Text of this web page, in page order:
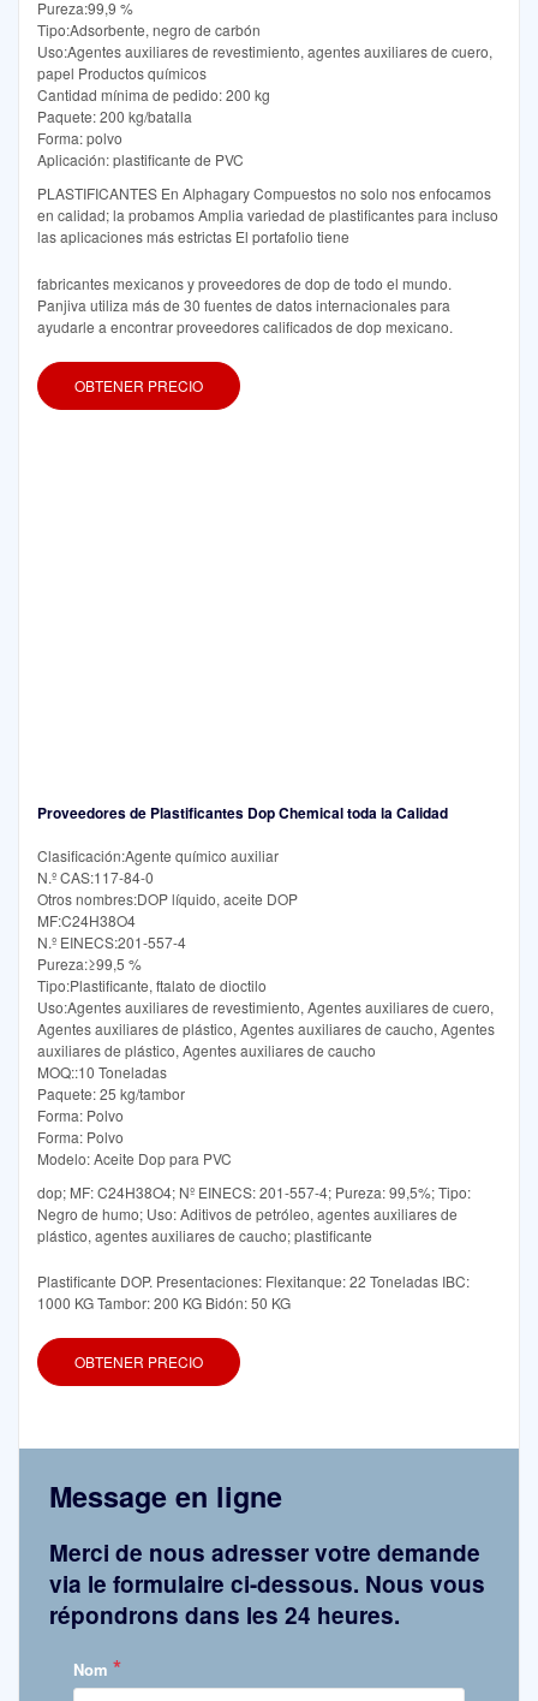
Pureza:99,9 %
Tipo:Adsorbente, negro de carbón
Uso:Agentes auxiliares de revestimiento, agentes auxiliares de cuero,
papel Productos químicos
Cantidad mínima de pedido: 200 kg
Paquete: 200 kg/batalla
Forma: polvo
Aplicación: plastificante de PVC
PLASTIFICANTES En Alphagary Compuestos no solo nos enfocamos
en calidad; la probamos Amplia variedad de plastificantes para incluso
las aplicaciones más estrictas El portafolio tiene
fabricantes mexicanos y proveedores de dop de todo el mundo.
Panjiva utiliza más de 30 fuentes de datos internacionales para
ayudarle a encontrar proveedores calificados de dop mexicano.
OBTENER PRECIO
Proveedores de Plastificantes Dop Chemical toda la Calidad
Clasificación:Agente químico auxiliar
N.º CAS:117-84-0
Otros nombres:DOP líquido, aceite DOP
MF:C24H38O4
N.º EINECS:201-557-4
Pureza:≥99,5 %
Tipo:Plastificante, ftalato de dioctilo
Uso:Agentes auxiliares de revestimiento, Agentes auxiliares de cuero,
Agentes auxiliares de plástico, Agentes auxiliares de caucho, Agentes
auxiliares de plástico, Agentes auxiliares de caucho
MOQ::10 Toneladas
Paquete: 25 kg/tambor
Forma: Polvo
Forma: Polvo
Modelo: Aceite Dop para PVC
dop; MF: C24H38O4; Nº EINECS: 201-557-4; Pureza: 99,5%; Tipo:
Negro de humo; Uso: Aditivos de petróleo, agentes auxiliares de
plástico, agentes auxiliares de caucho; plastificante
Plastificante DOP. Presentaciones: Flexitanque: 22 Toneladas IBC:
1000 KG Tambor: 200 KG Bidón: 50 KG
OBTENER PRECIO
Message en ligne
Merci de nous adresser votre demande
via le formulaire ci-dessous. Nous vous
répondrons dans les 24 heures.
Nom *